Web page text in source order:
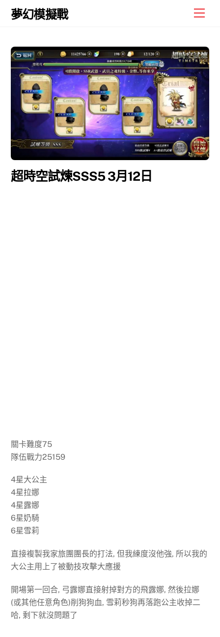
Skip
夢幻模擬戰
超時空試煉SSS5 3月12日
關卡難度75
隊伍戰力25159
4星大公主
4星拉娜
4星露娜
6星奶騎
6星雪莉
直接複製我家旅團團長的打法, 但我練度沒他強, 所以我的
大公主用上了被動技攻擊大應援
開場第一回合, 弓露娜直接射掉對方的飛露娜, 然後拉娜
(或其他任意角色)削狗狗血, 雪莉秒狗再落跑公主收掉二
哈, 剩下就沒問題了